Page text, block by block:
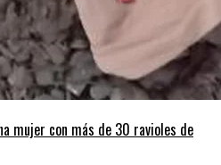
mujer con más de 30 ravioles de